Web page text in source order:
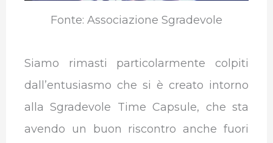
Fonte: Associazione Sgradevole
Siamo rimasti particolarmente colpiti
dall’entusiasmo che si è creato intorno
alla Sgradevole Time Capsule, che sta
avendo un buon riscontro anche fuori